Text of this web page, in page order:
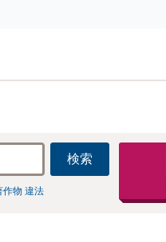
検索
作物 違法